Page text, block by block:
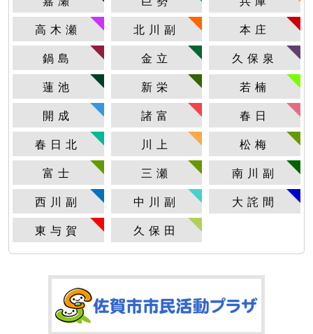
高木瀬
北川副
本庄
鍋島
金立
久保泉
蓮池
新栄
若楠
開成
諸富
春日
春日北
川上
松梅
富士
三瀬
南川副
西川副
中川副
大詫間
東与賀
久保田